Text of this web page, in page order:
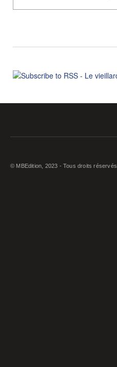
© MBEdition, 2023 - Tous droits réservés